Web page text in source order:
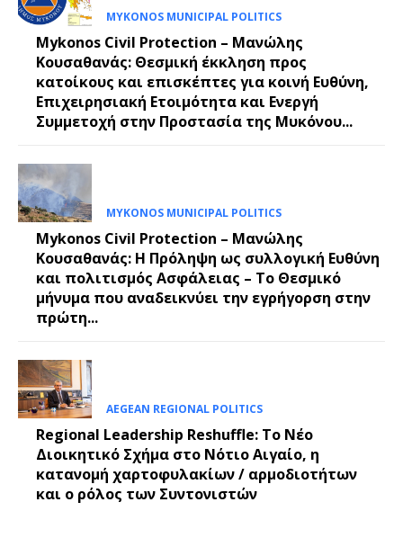
MYKONOS MUNICIPAL POLITICS
Mykonos Civil Protection – Μανώλης
Κουσαθανάς: Θεσμική έκκληση προς
κατοίκους και επισκέπτες για κοινή Ευθύνη,
Επιχειρησιακή Ετοιμότητα και Ενεργή
Συμμετοχή στην Προστασία της Μυκόνου...
MYKONOS MUNICIPAL POLITICS
Mykonos Civil Protection – Μανώλης
Κουσαθανάς: Η Πρόληψη ως συλλογική Ευθύνη
και πολιτισμός Ασφάλειας – Το Θεσμικό
μήνυμα που αναδεικνύει την εγρήγορση στην
πρώτη...
AEGEAN REGIONAL POLITICS
Regional Leadership Reshuffle: Το Νέο
Διοικητικό Σχήμα στο Νότιο Αιγαίο, η
κατανομή χαρτοφυλακίων / αρμοδιοτήτων
και ο ρόλος των Συντονιστών